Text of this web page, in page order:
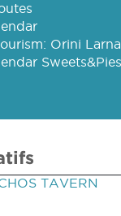
Orini
Sweets&Pies
TAVERN